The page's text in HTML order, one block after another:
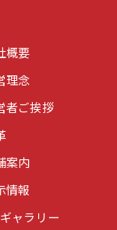
概要
理念
者ご挨拶
案内
情報
ャラリー